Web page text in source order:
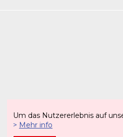
Um das Nutzererlebnis auf
> Mehr info